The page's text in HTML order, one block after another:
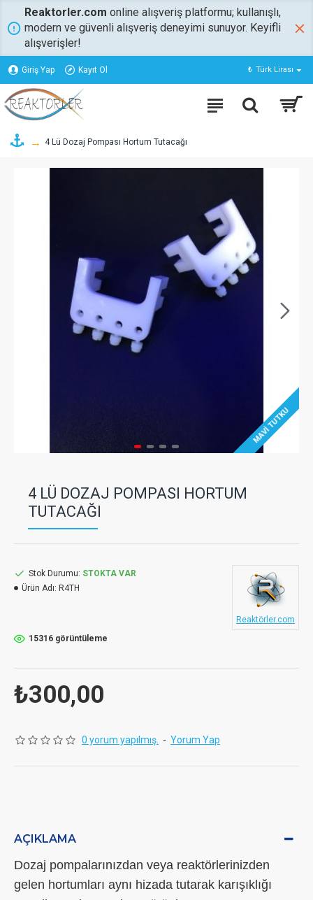
Reaktorler.com online alışveriş platformu; kullanışlı,
modern ve güvenli alışveriş deneyimi sunuyor. Keyifli
alışverişler!
Giriş Yap Kayıt Ol ₺ Türk Lirası
4 Lü Dozaj Pompası Hortum Tutacağı
MAVI TUTKU
4 LÜ DOZAJ POMPASI HORTUM
TUTACAĞI
0 yorum yapılmış. - Yorum Yap
₺300,00
Stok Durumu: STOKTA VAR
Ürün Adı: R4TH
Reaktörler.com
15316 görüntüleme
AÇIKLAMA
Dozaj pompalarınızdan veya reaktörlerinizden
gelen hortumları aynı hizada tutarak karışıklığı